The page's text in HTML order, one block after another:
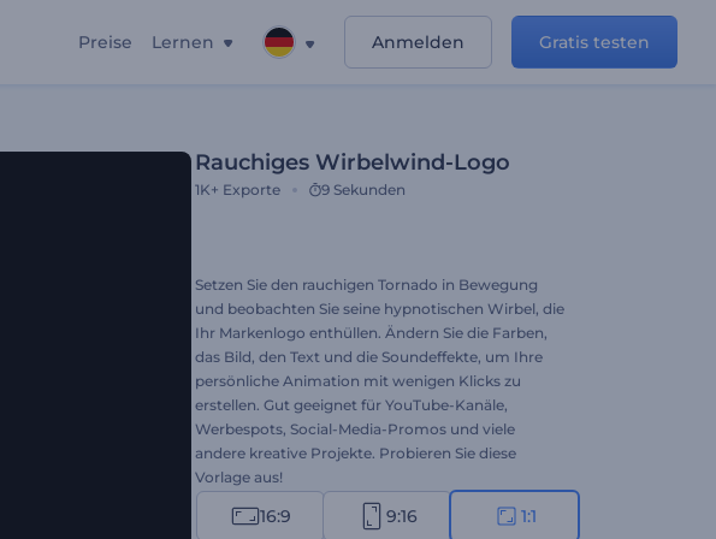
Preise Lernen Anmelden Gratis testen
Rauchiges Wirbelwind-Logo
1K+ Exporte 9 Sekunden
Setzen Sie den rauchigen Tornado in Bewegung
und beobachten Sie seine hypnotischen Wirbel, die
Ihr Markenlogo enthüllen. Ändern Sie die Farben,
das Bild, den Text und die Soundeffekte, um Ihre
persönliche Animation mit wenigen Klicks zu
erstellen. Gut geeignet für YouTube-Kanäle,
Werbespots, Social-Media-Promos und viele
andere kreative Projekte. Probieren Sie diese
Vorlage aus!
16:9 9:16 1:1